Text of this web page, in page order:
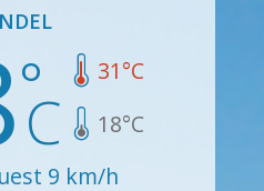
31°C
18°C
9 km/h